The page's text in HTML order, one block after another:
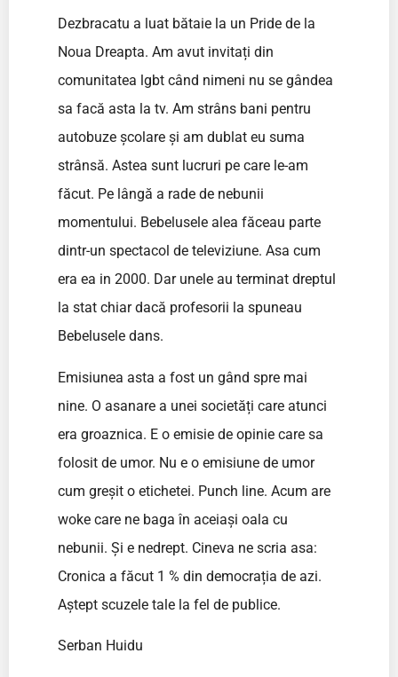
Dezbracatu a luat bătaie la un Pride de la
Noua Dreapta. Am avut invitați din
comunitatea lgbt când nimeni nu se gândea
sa facă asta la tv. Am strâns bani pentru
autobuze școlare și am dublat eu suma
strânsă. Astea sunt lucruri pe care le-am
făcut. Pe lângă a rade de nebunii
momentului. Bebelusele alea făceau parte
dintr-un spectacol de televiziune. Asa cum
era ea in 2000. Dar unele au terminat dreptul
la stat chiar dacă profesorii la spuneau
Bebelusele dans.
Emisiunea asta a fost un gând spre mai
nine. O asanare a unei societăți care atunci
era groaznica. E o emisie de opinie care sa
folosit de umor. Nu e o emisiune de umor
cum greșit o etichetei. Punch line. Acum are
woke care ne baga în aceiași oala cu
nebunii. Și e nedrept. Cineva ne scria asa:
Cronica a făcut 1 % din democrația de azi.
Aștept scuzele tale la fel de publice.
Serban Huidu